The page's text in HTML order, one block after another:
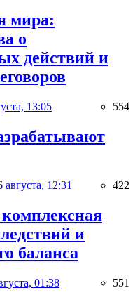
мира:
о
действий и
13:05 554
августа, 12:31 422
и
баланса
01:38 551